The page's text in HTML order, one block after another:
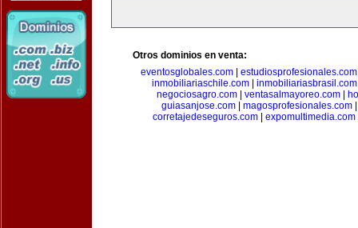
Otros dominios en venta:
eventosglobales.com| estudiosprofesionales.com
inmobiliariaschile.com| inmobiliariasbrasil.com
negociosagro.com
ventasalmayoreo.com
guiasanjose.com| magosprofesionales.com
corretajedeseguros.com
expomultimedia.com